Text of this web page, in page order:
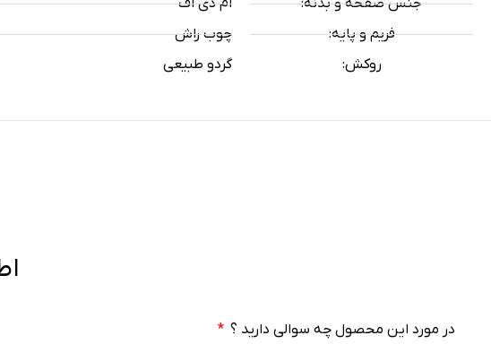
جنس صفحه و بدنه:
فریم و پایه:
روکش:
ام دی اف
چوب راش
گردو طبیعی
در مورد این محصول چه سوالی دارید ؟